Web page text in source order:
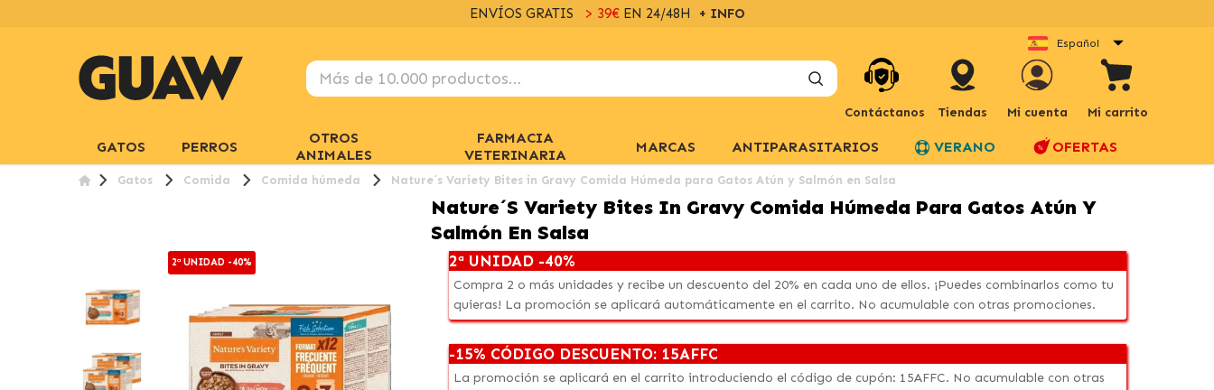
ENVÍOS GRATIS > 39€EN 24/48H + INFO
Español
Contáctanos Tiendas Mi cuenta Mi carrito
GATOS PERROS
OTROS
ANIMALES
FARMACIA
VETERINARIA
MARCAS ANTIPARASITARIOS VERANO OFERTAS
Gatos Comida Comida húmeda Nature´s Variety Bites in Gravy Comida Húmeda para Gatos Atún y Salmón en Salsa
Nature´s Variety Bites In Gravy Comida Húmeda Para Gatos Atún Y
Salmón En Salsa
2ª UNIDAD -40% 2ª UNIDAD -40%
Compra 2 o más unidades y recibe un descuento del 20% en cada uno de ellos. ¡Puedes combinarlos como tu
quieras! La promoción se aplicará automáticamente en el carrito. No acumulable con otras promociones.
-15% CÓDIGO DESCUENTO: 15AFFC
La promoción se aplicará en el carrito introduciendo el código de cupón: 15AFFC. No acumulable con otras